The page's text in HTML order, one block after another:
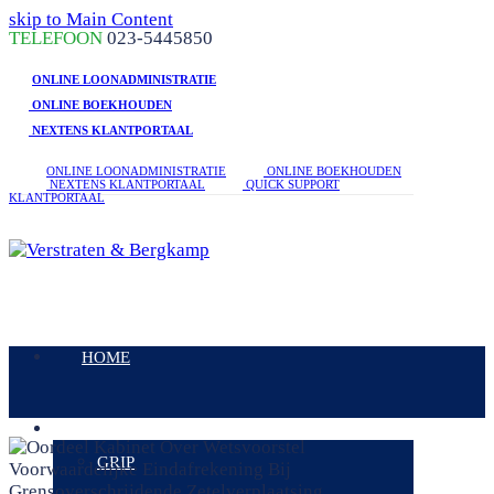
skip to Main Content
linkedin
facebook
phone
TELEFOON 023-5445850
ONLINE LOONADMINISTRATIE
ONLINE BOEKHOUDEN
NEXTENS KLANTPORTAAL
ONLINE LOONADMINISTRATIE
ONLINE BOEKHOUDEN
NEXTENS KLANTPORTAAL
QUICK SUPPORT
KLANTPORTAAL
Mobile
HOME
GRIP